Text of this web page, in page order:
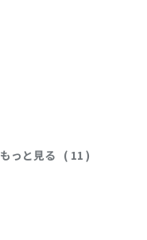
もっと見る